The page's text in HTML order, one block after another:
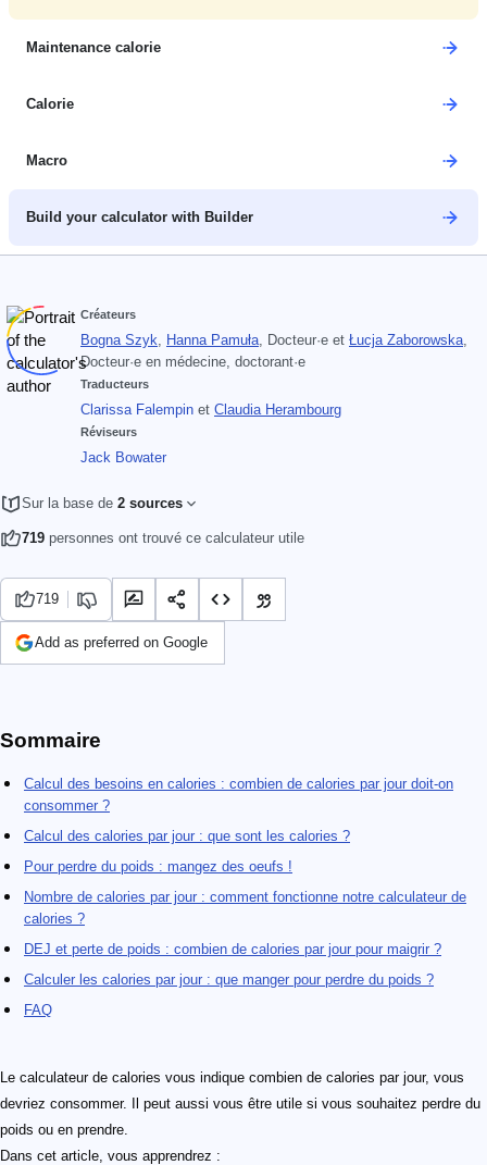
Maintenance calorie
Calorie
Macro
Build your calculator with Builder
Créateurs
Bogna Szyk, Hanna Pamuła, Docteur·e et Łucja Zaborowska,
Docteur·e en médecine, doctorant·e
Traducteurs
Clarissa Falempin et Claudia Herambourg
Réviseurs
Jack Bowater
Sur la base de 2 sources
719 personnes ont trouvé ce calculateur utile
719
Add as preferred on Google
Sommaire
Calcul des besoins en calories : combien de calories par jour doit-on
consommer ?
Calcul des calories par jour : que sont les calories ?
Pour perdre du poids : mangez des oeufs !
Nombre de calories par jour : comment fonctionne notre calculateur de
calories ?
DEJ et perte de poids : combien de calories par jour pour maigrir ?
Calculer les calories par jour : que manger pour perdre du poids ?
FAQ
Le calculateur de calories vous indique combien de calories par jour, vous
devriez consommer. Il peut aussi vous être utile si vous souhaitez perdre du
poids ou en prendre.
Dans cet article, vous apprendrez :